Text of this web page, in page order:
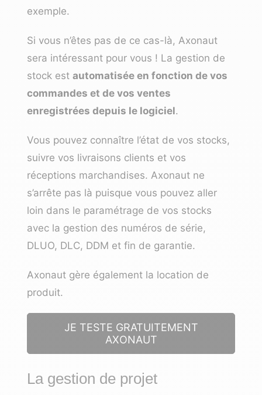
exemple.
Si vous n’êtes pas de ce cas-là, Axonaut
sera intéressant pour vous ! La gestion de
stock est automatisée en fonction de vos
commandes et de vos ventes
enregistrées depuis le logiciel.
Vous pouvez connaître l’état de vos stocks,
suivre vos livraisons clients et vos
réceptions marchandises. Axonaut ne
s’arrête pas là puisque vous pouvez aller
loin dans le paramétrage de vos stocks
avec la gestion des numéros de série,
DLUO, DLC, DDM et fin de garantie.
Axonaut gère également la location de
produit.
JE TESTE GRATUITEMENT
AXONAUT
La gestion de projet